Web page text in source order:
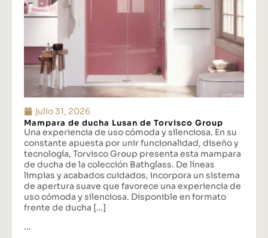
julio 31, 2026
Mampara de ducha Lusan de Torvisco Group
Una experiencia de uso cómoda y silenciosa. En su
constante apuesta por unir funcionalidad, diseño y
tecnología, Torvisco Group presenta esta mampara
de ducha de la colección Bathglass. De líneas
limpias y acabados cuidados, incorpora un sistema
de apertura suave que favorece una experiencia de
uso cómoda y silenciosa. Disponible en formato
frente de ducha […]
...